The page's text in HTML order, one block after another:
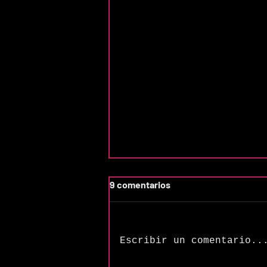
9 comentarios
Escribir un